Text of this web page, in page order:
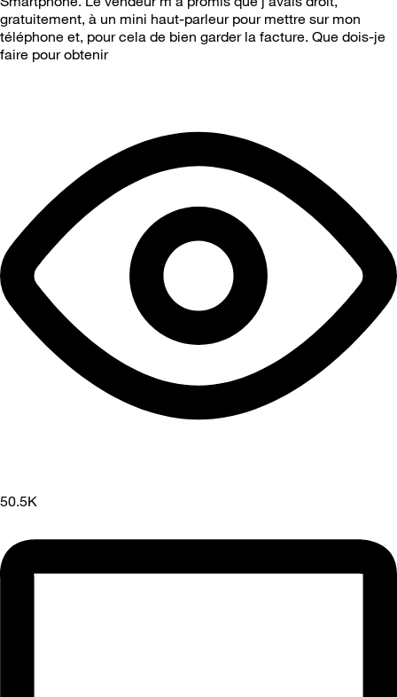
gratuitement, à un mini haut-parleur pour mettre sur mon
téléphone et, pour cela de bien garder la facture. Que dois-je
faire pour obtenir
50.5K